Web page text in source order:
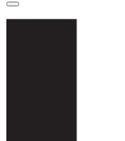
Primary
Menu